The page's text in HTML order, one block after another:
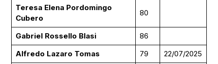
Teresa Elena Pordomingo
Cubero
80
Gabriel Rossello Blasi
86
Alfredo Lazaro Tomas
79
22/07/2025